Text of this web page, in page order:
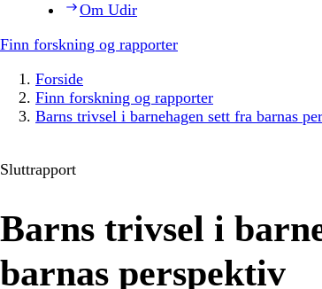
Om Udir
Finn forskning og rapporter
Forside
Finn forskning og rapporter
Barns trivsel i barnehagen sett fra barnas
Sluttrapport
Barns trivsel i
barnas perspektiv